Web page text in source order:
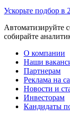
Ускорьте подбор в
Автоматизируйте
собирайте
О компании
Наши
Партнерам
Реклама на
Новости и
Инвесторам
Кандидаты